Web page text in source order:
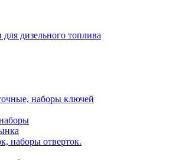
дизельного топлива
наборы ключей
наборы отверток.